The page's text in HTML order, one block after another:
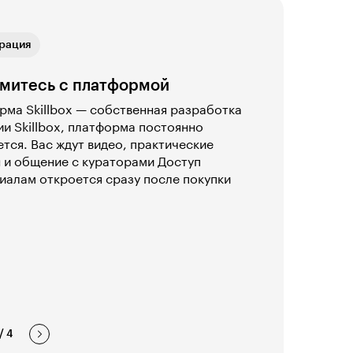
/ 4
связь
с платформой
Skillbox — собственная разработка
Skillbox, платформа постоянно
Вас ждут видео, практические
и общение с кураторами Доступ
откроется сразу после покупки
связь